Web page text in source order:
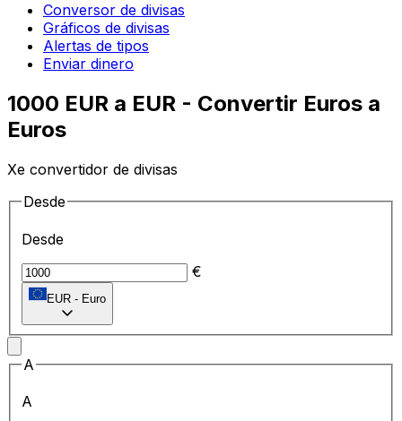
Conversor de divisas
Gráficos de divisas
Alertas de tipos
Enviar dinero
1000 EUR a EUR - Convertir Euros a
Euros
Xe convertidor de divisas
Desde
Desde
€
EUR - Euro
A
A